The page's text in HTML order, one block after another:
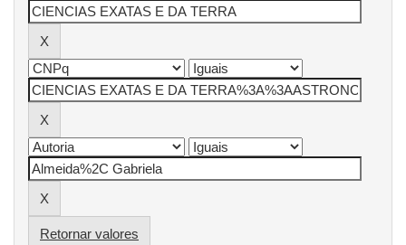
Retornar valores